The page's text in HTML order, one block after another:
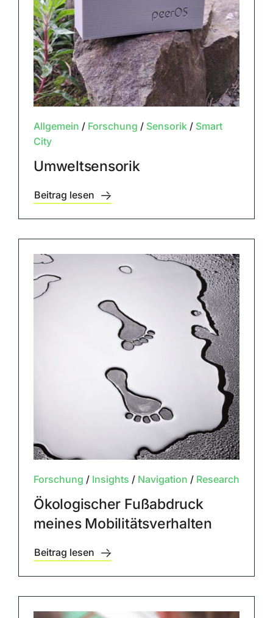
Allgemein / Forschung / Sensorik/ Smart
City
Umweltsensorik
Beitrag lesen
Forschung / Insights / Navigation / Research
Ökologischer Fußabdruck
meines Mobilitätsverhalten
Beitrag lesen